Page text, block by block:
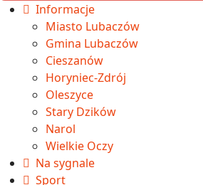
Informacje
Miasto Lubaczów
Gmina Lubaczów
Cieszanów
Horyniec-Zdrój
Oleszyce
Stary Dzików
Narol
Wielkie Oczy
Na sygnale
Sport